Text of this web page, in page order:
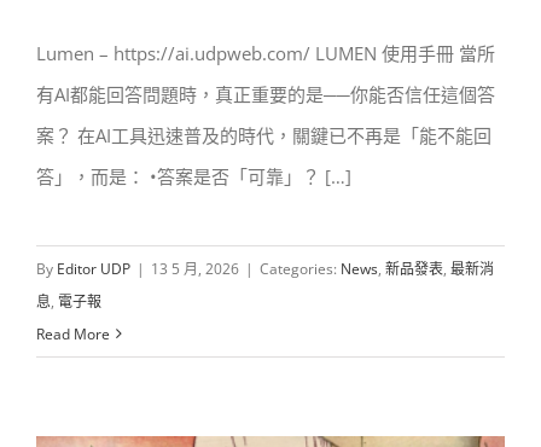
Lumen｜可供學術引用的AI搜尋
Lumen – https://ai.udpweb.com/ LUMEN 使用手冊 當所
有AI都能回答問題時，真正重要的是──你能否信任這個答
案？ 在AI工具迅速普及的時代，關鍵已不再是「能不能回
答」，而是： •答案是否「可靠」？ […]
By Editor UDP | 13 5 月, 2026 | Categories: News, 新品發表, 最新消
息, 電子報
Read More